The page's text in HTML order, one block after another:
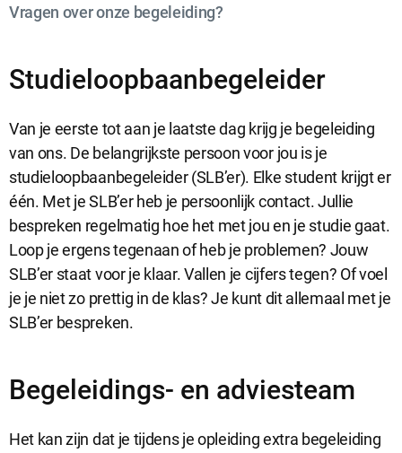
Noodzakelijke cookies
werken.
Functionele cookies
Functionele cookies hebben een functionele rol binnen de
website. De cookies zorgen ervoor dat de website goed
functioneert.
Analytische cookies
gebruiksvriendelijker maken.
Vragen over onze begeleiding?
Studieloopbaanbegeleider
Van je eerste tot aan je laatste dag krijg je begeleiding
van ons. De belangrijkste persoon voor jou is je
studieloopbaanbegeleider (SLB’er). Elke student krijgt er
één. Met je SLB’er heb je persoonlijk contact. Jullie
bespreken regelmatig hoe het met jou en je studie gaat.
Loop je ergens tegenaan of heb je problemen? Jouw
SLB’er staat voor je klaar. Vallen je cijfers tegen? Of voel
je je niet zo prettig in de klas? Je kunt dit allemaal met je
SLB’er bespreken.
Begeleidings- en adviesteam
Het kan zijn dat je tijdens je opleiding extra begeleiding